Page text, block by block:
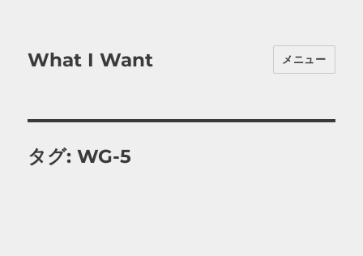
What I Want メニュー
タグ:WG-5